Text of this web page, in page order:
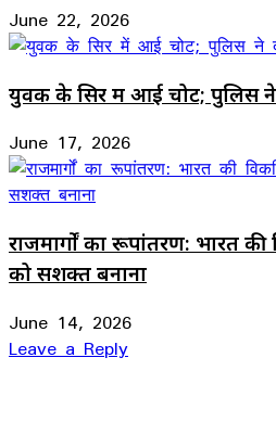
June 22, 2026
युवक के सिर में आई चोट; पुलिस ने
June 17, 2026
राजमार्गों का रूपांतरण: भारत की
को सशक्त बनाना
June 14, 2026
Leave a Reply